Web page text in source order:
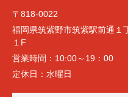
〒818-0022
福岡県筑紫野市筑紫駅前通１
１F
営業時間： 10:00～19：00
定休日： 水曜日